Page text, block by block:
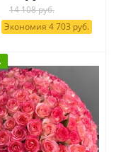
14 108 руб.
Экономия 4 703 руб.